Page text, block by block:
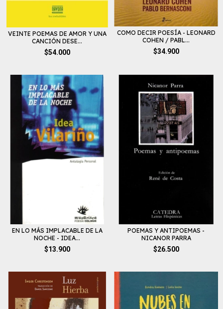
VEINTE POEMAS DE AMOR Y UNA
CANCIÓN DESE...
$54.000
COMO DECIR POESÍA - LEONARD
COHEN / PABL...
$34.900
EN LO MÁS IMPLACABLE DE LA
NOCHE - IDEA...
$13.900
POEMAS Y ANTIPOEMAS -
NICANOR PARRA
$26.500